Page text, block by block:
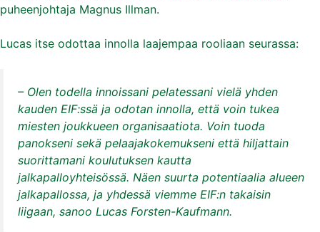
puheenjohtaja Magnus Illman.
Lucas itse odottaa innolla laajempaa rooliaan seurassa:
– Olen todella innoissani pelatessani vielä yhden
kauden EIF:ssä ja odotan innolla, että voin tukea
miesten joukkueen organisaatiota. Voin tuoda
panokseni sekä pelaajakokemukseni että hiljattain
suorittamani koulutuksen kautta
jalkapalloyhteisössä. Näen suurta potentiaalia alueen
jalkapallossa, ja yhdessä viemme EIF:n takaisin
liigaan, sanoo Lucas Forsten-Kaufmann.